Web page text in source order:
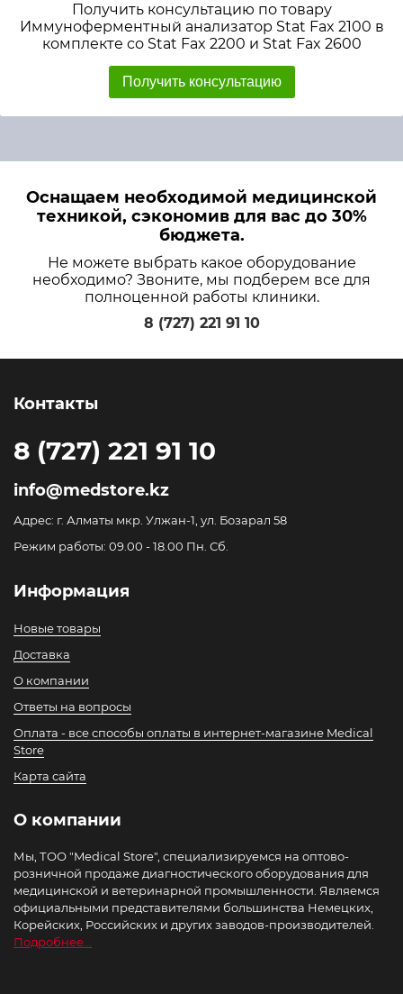
Получить консультацию по товару
Иммуноферментный анализатор Stat Fax 2100 в
комплекте со Stat Fax 2200 и Stat Fax 2600
Получить консультацию
Оснащаем необходимой медицинской
техникой, сэкономив для вас до 30%
бюджета.
Не можете выбрать какое оборудование
необходимо? Звоните, мы подберем все для
полноценной работы клиники.
8 (727) 221 91 10
Контакты
8 (727) 221 91 10
info@medstore.kz
Адрес: г. Алматы мкр. Улжан-1, ул. Бозарал 58
Режим работы: 09.00 - 18.00 Пн. Сб.
Информация
Новые товары
Доставка
О компании
Ответы на вопросы
Оплата - все способы оплаты в интернет-магазине Medical
Store
Карта сайта
О компании
Мы, ТОО "Medical Store", специализируемся на оптово-
розничной продаже диагностического оборудования для
медицинской и ветеринарной промышленности. Являемся
официальными представителями большинства Немецких,
Корейских, Российских и других заводов-производителей.
Подробнее...